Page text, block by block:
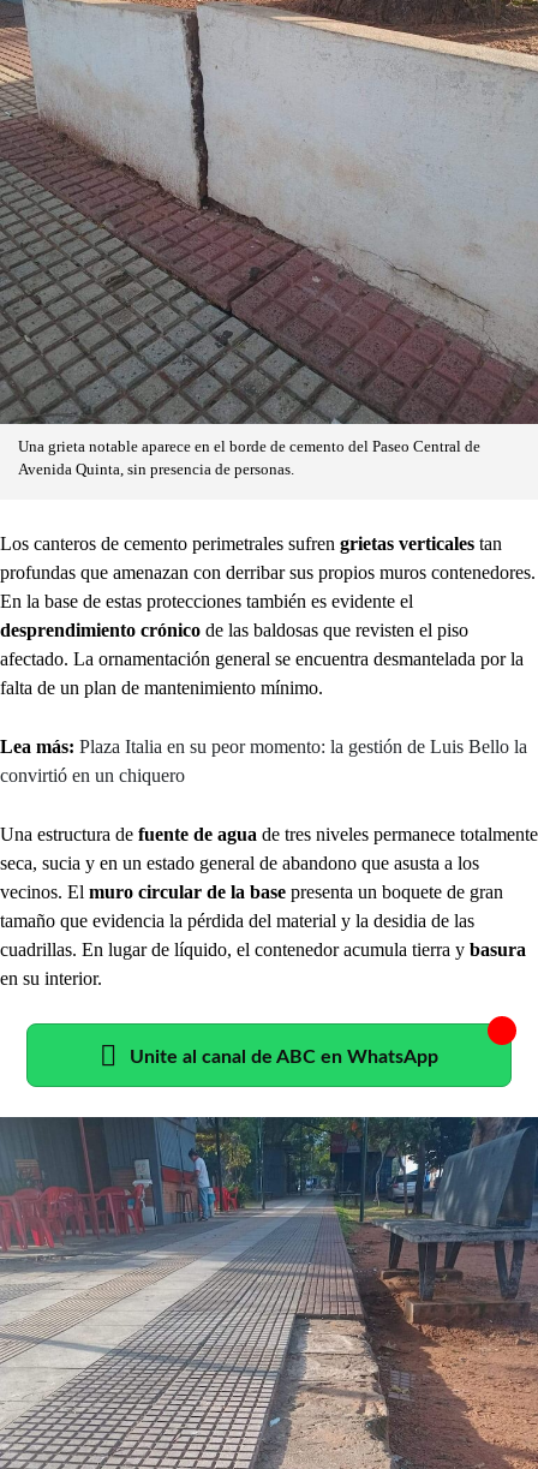
Una grieta notable aparece en el borde de cemento del Paseo Central de
Avenida Quinta, sin presencia de personas.
Los canteros de cemento perimetrales sufren grietas verticales tan
profundas que amenazan con derribar sus propios muros contenedores.
En la base de estas protecciones también es evidente el
desprendimiento crónico de las baldosas que revisten el piso
afectado. La ornamentación general se encuentra desmantelada por la
falta de un plan de mantenimiento mínimo.
Lea más: Plaza Italia en su peor momento: la gestión de Luis Bello la
convirtió en un chiquero
Una estructura de fuente de agua de tres niveles permanece totalmente
seca, sucia y en un estado general de abandono que asusta a los
vecinos. El muro circular de la base presenta un boquete de gran
tamaño que evidencia la pérdida del material y la desidia de las
cuadrillas. En lugar de líquido, el contenedor acumula tierra y basura
en su interior.
Unite al canal de ABC en WhatsApp